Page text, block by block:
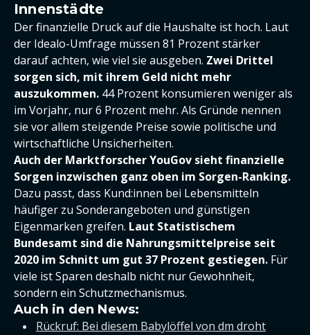
Innenstädte
Der finanzielle Druck auf die Haushalte ist hoch. Laut
der Idealo-Umfrage müssen 81 Prozent stärker
darauf achten, wie viel sie ausgeben. Zwei Drittel
sorgen sich, mit ihrem Geld nicht mehr
auszukommen. 44 Prozent konsumieren weniger als
im Vorjahr, nur 6 Prozent mehr. Als Gründe nennen
sie vor allem steigende Preise sowie politische und
wirtschaftliche Unsicherheiten.
Auch der Marktforscher YouGov sieht finanzielle
Sorgen inzwischen ganz oben im Sorgen-Ranking.
Dazu passt, dass Kund:innen bei Lebensmitteln
häufiger zu Sonderangeboten und günstigen
Eigenmarken greifen. Laut Statistischem
Bundesamt sind die Nahrungsmittelpreise seit
2020 im Schnitt um gut 37 Prozent gestiegen. Für
viele ist Sparen deshalb nicht nur Gewohnheit,
sondern ein Schutzmechanismus.
Auch in den News:
Rückruf: Bei diesem Babylöffel von dm droht